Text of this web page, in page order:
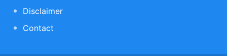
Disclaimer
Contact